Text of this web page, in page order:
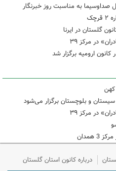
صداوسیما به مناسبت روز خبرنگار
گلستان در ایرنا
در مرکز ۳۹
ارومیه برگزار شد
کهن
و بلوچستان برگزار می‌شود
در مرکز ۳۹
درباره کانون استان گلستان